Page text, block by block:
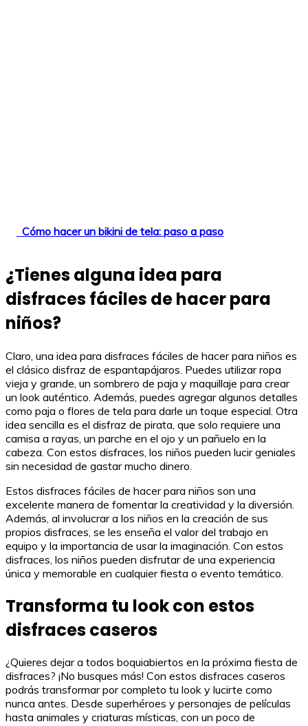
Cómo hacer un bikini de tela: paso a paso
¿Tienes alguna idea para
disfraces fáciles de hacer para
niños?
Claro, una idea para disfraces fáciles de hacer para niños es
el clásico disfraz de espantapájaros. Puedes utilizar ropa
vieja y grande, un sombrero de paja y maquillaje para crear
un look auténtico. Además, puedes agregar algunos detalles
como paja o flores de tela para darle un toque especial. Otra
idea sencilla es el disfraz de pirata, que solo requiere una
camisa a rayas, un parche en el ojo y un pañuelo en la
cabeza. Con estos disfraces, los niños pueden lucir geniales
sin necesidad de gastar mucho dinero.
Estos disfraces fáciles de hacer para niños son una
excelente manera de fomentar la creatividad y la diversión.
Además, al involucrar a los niños en la creación de sus
propios disfraces, se les enseña el valor del trabajo en
equipo y la importancia de usar la imaginación. Con estos
disfraces, los niños pueden disfrutar de una experiencia
única y memorable en cualquier fiesta o evento temático.
Transforma tu look con estos
disfraces caseros
¿Quieres dejar a todos boquiabiertos en la próxima fiesta de
disfraces? ¡No busques más! Con estos disfraces caseros
podrás transformar por completo tu look y lucirte como
nunca antes. Desde superhéroes y personajes de películas
hasta animales y criaturas místicas, con un poco de